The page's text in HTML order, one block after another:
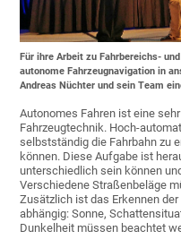
Für ihre Arbeit zu Fahrbereichs-
autonome Fahrzeugnavigation in
Andreas Nüchter und sein Team
Autonomes Fahren ist eine
Fahrzeugtechnik. Hoch-
selbstständig die Fahrbahn zu
können. Diese Aufgabe ist
unterschiedlich sein können
Verschiedene Straßenbeläge
Zusätzlich ist das Erkennen
abhängig: Sonne,
Dunkelheit müssen beachtet